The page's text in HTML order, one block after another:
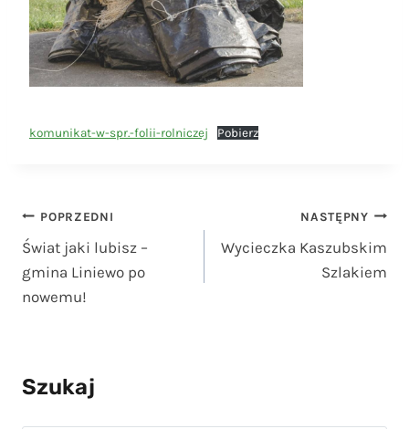
komunikat-w-spr.-folii-rolniczej Pobierz
Nawigacja
wpisu
POPRZEDNI
Świat jaki lubisz –
gmina Liniewo po
nowemu!
NASTĘPNY
Wycieczka Kaszubskim
Szlakiem
Szukaj